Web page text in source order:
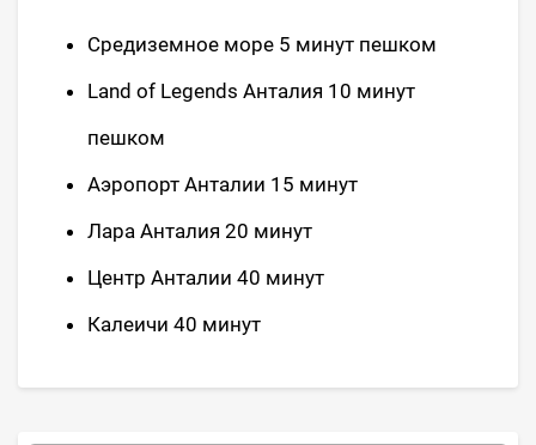
Средиземное море 5 минут пешком
Land of Legends Анталия 10 минут
пешком
Аэропорт Анталии 15 минут
Лара Анталия 20 минут
Центр Анталии 40 минут
Калеичи 40 минут